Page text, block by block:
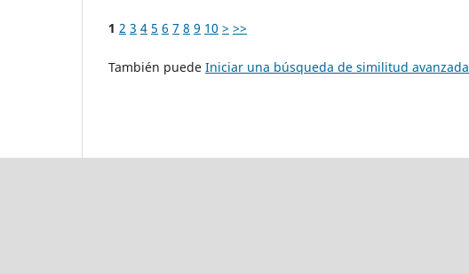
1 2 3 4 5 6 7 8 9 10 > >>
También puede Iniciar una búsqueda de similitud avanzada